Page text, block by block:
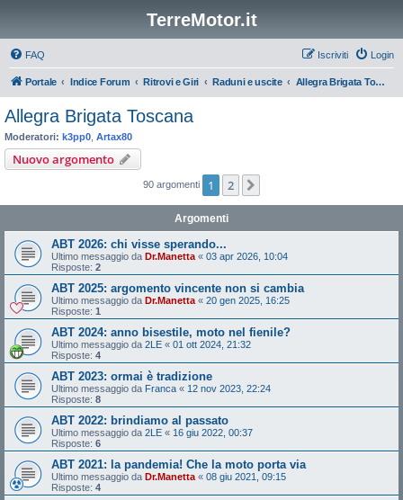
TerreMotor.it
FAQ Login
Iscriviti
Portale Indice Forum Ritrovi e Giri Raduni e uscite Allegra Brigata Toscana
Allegra Brigata Toscana
Moderatori: k3pp0 Artax80
Nuovo argomento
90 argomenti 1 2
Argomenti
ABT 2026: chi visse sperando...
Ultimo messaggio da Dr.Manetta « 03 apr 2026, 10:04
Risposte: 2
ABT 2025: argomento vincente non si cambia
Ultimo messaggio da Dr.Manetta « 20 gen 2025, 16:25
Risposte: 1
ABT 2024: anno bisestile, moto nel fienile?
Ultimo messaggio da 2LE « 01 ott 2024, 21:32
Risposte: 4
ABT 2023: ormai è tradizione
Ultimo messaggio da Franca « 12 nov 2023, 22:24
Risposte: 8
ABT 2022: brindiamo al passato
Ultimo messaggio da 2LE « 16 giu 2022, 00:37
Risposte: 6
ABT 2021: la pandemia! Che la moto porta via
Ultimo messaggio da Dr.Manetta « 08 giu 2021, 09:15
Risposte: 4